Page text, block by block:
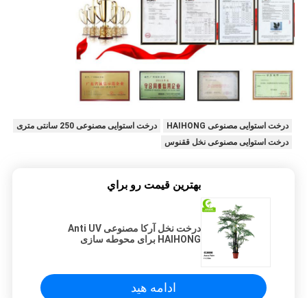
درخت استوایی مصنوعی HAIHONG
درخت استوایی مصنوعی 250 سانتی متری
درخت استوایی مصنوعی نخل ققنوس
بهترين قيمت رو براي
درخت نخل آرکا مصنوعی Anti UV
HAIHONG برای محوطه سازی
ادامه هید